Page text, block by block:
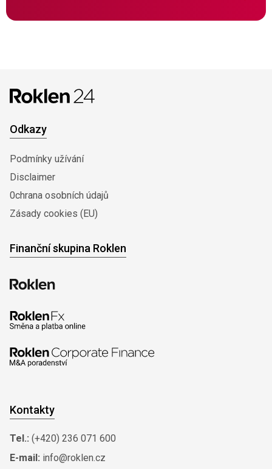
Odkazy
Podmínky užívání
Disclaimer
0chrana osobních údajů
Zásady cookies (EU)
Finanční skupina Roklen
Kontakty
Tel.: (+420) 236 071 600
E-mail: info@roklen.cz